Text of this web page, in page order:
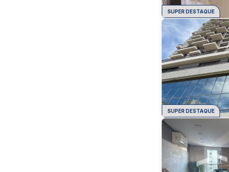
SUPER DESTAQUE
SUPER DESTAQUE